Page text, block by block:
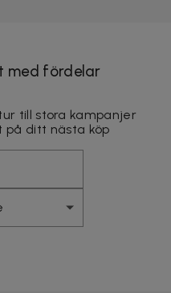
med fördelar
till stora kampanjer
på ditt nästa köp